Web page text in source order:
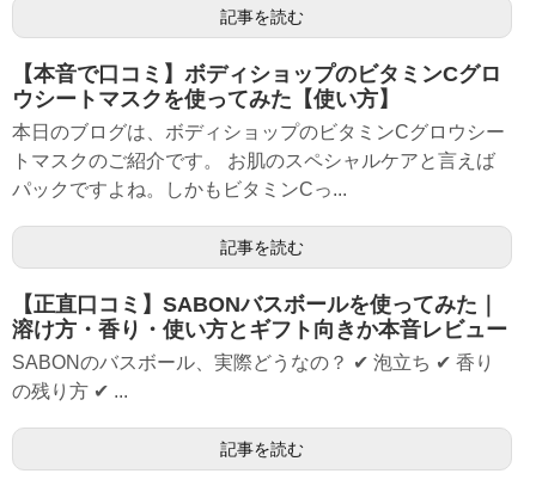
記事を読む
【本音で口コミ】ボディショップのビタミンCグロ
ウシートマスクを使ってみた【使い方】
本日のブログは、ボディショップのビタミンCグロウシー
トマスクのご紹介です。 お肌のスペシャルケアと言えば
パックですよね。しかもビタミンCっ...
記事を読む
【正直口コミ】SABONバスボールを使ってみた｜
溶け方・香り・使い方とギフト向きか本音レビュー
SABONのバスボール、実際どうなの？ ✔ 泡立ち ✔ 香り
の残り方 ✔ ...
記事を読む